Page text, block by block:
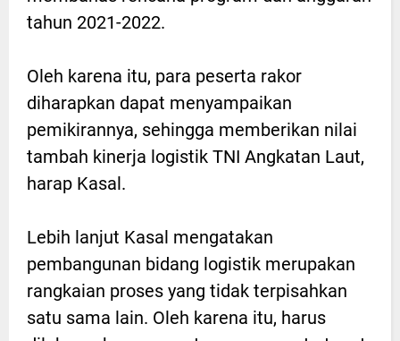
tahun 2021-2022.
Oleh karena itu, para peserta rakor
diharapkan dapat menyampaikan
pemikirannya, sehingga memberikan nilai
tambah kinerja logistik TNI Angkatan Laut,
harap Kasal.
Lebih lanjut Kasal mengatakan
pembangunan bidang logistik merupakan
rangkaian proses yang tidak terpisahkan
satu sama lain. Oleh karena itu, harus